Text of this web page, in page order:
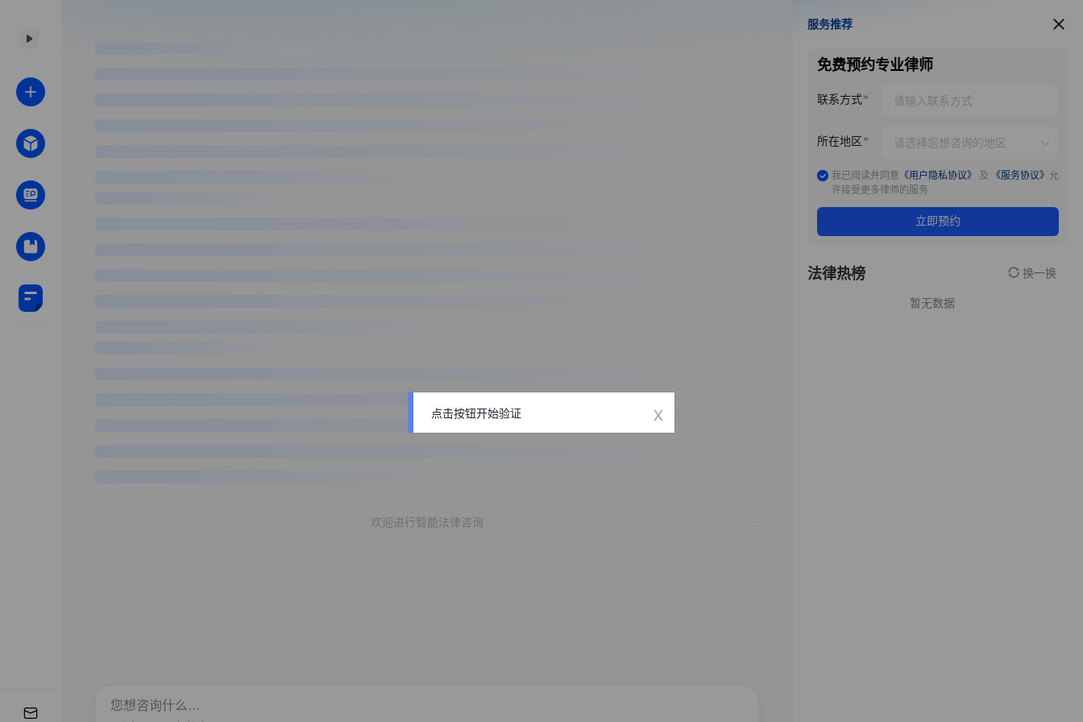
欢迎进行智能法律咨询
服务推荐
服务推荐
免费预约专业律师
联系方式
所在地区
我已阅读并同意 《用户隐私协议》 及 《服务协议》 允
许接受更多律师的服务
立即预约
法律热榜 换一换
暂无数据
点击按钮开始验证 x